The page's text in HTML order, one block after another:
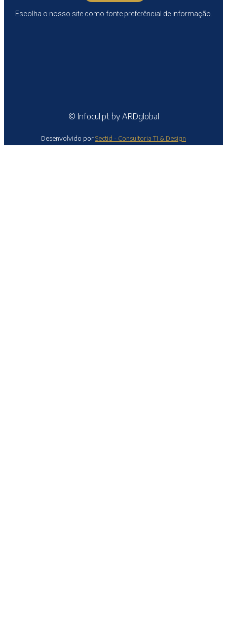
Escolha o nosso site como fonte preferêncial de informação.
© Infocul.pt by ARDglobal
Desenvolvido porSectid - Consultoria TI & Design